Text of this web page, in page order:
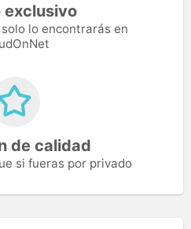
exclusivo
lo encontrarás en
de calidad
si fueras por privado